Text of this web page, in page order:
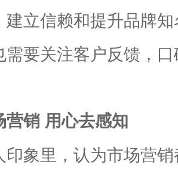
建立信赖和提升品牌
需要关注客户反馈，
销 用心去感知
里，认为市场营销